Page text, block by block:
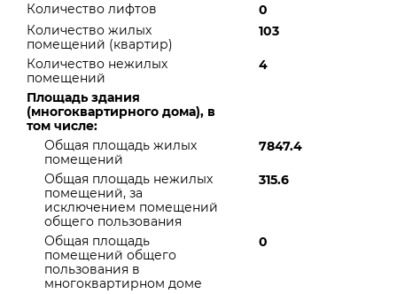
Количество лифтов
0
Количество жилых
помещений (квартир)
103
Количество нежилых
помещений
4
Площадь здания
(многоквартирного дома), в
том числе:
Общая площадь жилых
помещений
7847.4
Общая площадь нежилых
помещений, за
исключением помещений
общего пользования
315.6
Общая площадь
помещений общего
пользования в
многоквартирном доме
0